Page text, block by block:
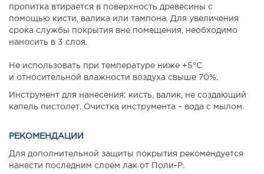
пропитка втирается в поверхность древесины с
помощью кисти, валика или тампона. Для увеличения
срока службы покрытия вне помещения, необходимо
наносить в 3 слоя.
Не использовать при температуре ниже +5°С
и относительной влажности воздуха свыше 70%.
Инструмент для нанесения: кисть, валик, не создающий
капель пистолет. Очистка инструмента – вода с мылом.
РЕКОМЕНДАЦИИ
Для дополнительной защиты покрытия рекомендуется
нанести последним слоем лак от Поли-Р.